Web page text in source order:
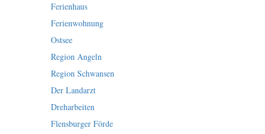
Ferienhaus
Ferienwohnung
Ostsee
Region Angeln
Region Schwansen
Der Landarzt
Dreharbeiten
Flensburger Förde